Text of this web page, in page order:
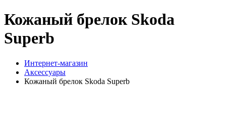
Кожаный брелок Skoda
Superb
Интернет-магазин
Аксессуары
Кожаный брелок Skoda Superb